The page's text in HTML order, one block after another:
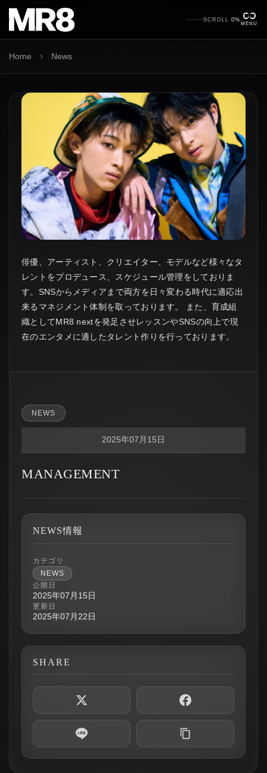
SCROLL 0%
MENU
Home › News
俳優、アーティスト、クリエイター、モデルなど様々なタ
レントをプロデュース、スケジュール管理をしておりま
す。SNSからメディアまで両方を日々変わる時代に適応出
来るマネジメント体制を取っております。 また、育成組
織としてMR8 nextを発足させレッスンやSNSの向上で現
在のエンタメに適したタレント作りを行っております。
NEWS
2025年07月15日
MANAGEMENT
NEWS情報
カテゴリ
NEWS
公開日
2025年07月15日
更新日
2025年07月22日
SHARE